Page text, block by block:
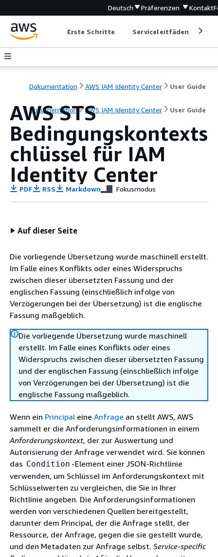
Deutsch Präferenzen Kontakt
Erste Schritte Serviceleitfäden
Dokumentation AWS IAM Identity Center User Guide
Dokumentation AWS IAM Identity Center User Guide
AWS STS
Bedingungskontexts
chlüssel für IAM
Identity Center
PDF RSS Markdown Fokusmodus
Auf dieser Seite
Die vorliegende Übersetzung wurde maschinell erstellt.
Im Falle eines Konflikts oder eines Widerspruchs
zwischen dieser übersetzten Fassung und der
englischen Fassung (einschließlich infolge von
Verzögerungen bei der Übersetzung) ist die englische
Fassung maßgeblich.
Die vorliegende Übersetzung wurde maschinell
erstellt. Im Falle eines Konflikts oder eines
Widerspruchs zwischen dieser übersetzten Fassung
und der englischen Fassung (einschließlich infolge
von Verzögerungen bei der Übersetzung) ist die
englische Fassung maßgeblich.
Wenn ein Principal eine Anfrage an stellt AWS, AWS
sammelt er die Anforderungsinformationen in einem
Anforderungskontext, der zur Auswertung und
Autorisierung der Anfrage verwendet wird. Sie können
das Condition -Element einer JSON-Richtlinie
verwenden, um Schlüssel im Anforderungskontext mit
Schlüsselwerten zu vergleichen, die Sie in Ihrer
Richtlinie angeben. Die Anforderungsinformationen
werden von verschiedenen Quellen bereitgestellt,
darunter dem Principal, der die Anfrage stellt, der
Ressource, der Anfrage, gegen die sie gestellt wurde,
und den Metadaten zur Anfrage selbst. Service-specific